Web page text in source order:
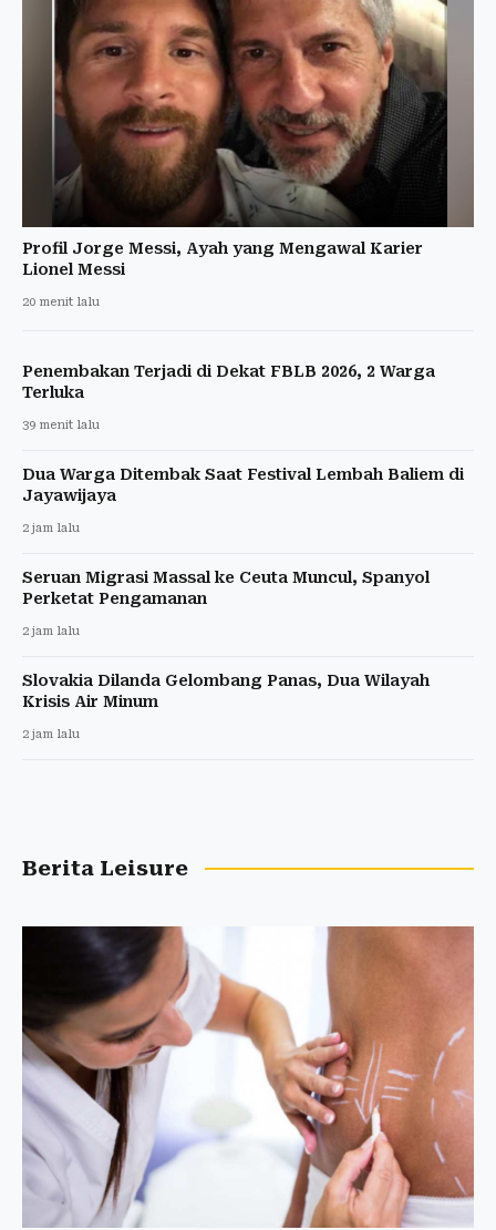
Profil Jorge Messi, Ayah yang Mengawal Karier
Lionel Messi
20 menit lalu
Penembakan Terjadi di Dekat FBLB 2026, 2 Warga
Terluka
39 menit lalu
Dua Warga Ditembak Saat Festival Lembah Baliem di
Jayawijaya
2 jam lalu
Seruan Migrasi Massal ke Ceuta Muncul, Spanyol
Perketat Pengamanan
2 jam lalu
Slovakia Dilanda Gelombang Panas, Dua Wilayah
Krisis Air Minum
2 jam lalu
Berita Leisure